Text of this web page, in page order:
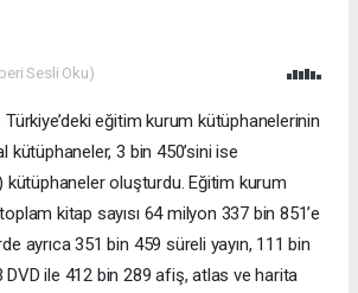
Sesli Oku)
eğitim kurum kütüphanelerinin
kütüphaneler, 3 bin 450’sini ise
oluşturdu. Eğitim kurum
kitap sayısı 64 milyon 337 bin 851’e
ayrıca 351 bin 459 süreli yayın, 111 bin
DVD ile 412 bin 289 afiş, atlas ve harita